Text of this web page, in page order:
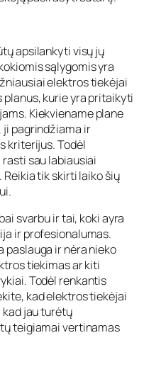
apsilankyti visų jų
sąlygomis yra
elektros tiekėjai
kurie yra pritaikyti
Kiekviename plane
pagrindžiama ir
kriterijus. Todėl
sau labiausiai
tik skirti laiko šių
svarbu ir tai, koki ayra
ir profesionalumas.
paslauga ir nėra nieko
tiekimas ar kiti
Todėl renkantis
kad elektros tiekėjai
jau turėtų
teigiamai vertinamas